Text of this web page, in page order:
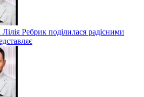
Ребрик поділилася радісними